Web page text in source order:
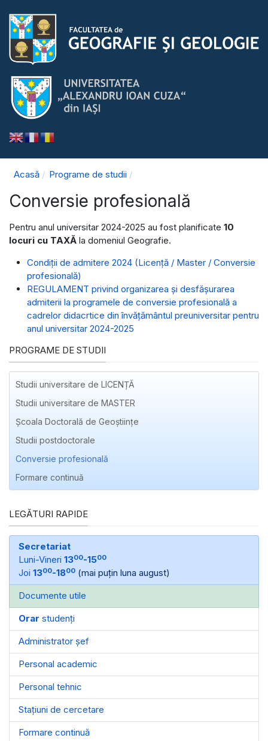
Acasă Programe de studii
Conversie profesională
Pentru anul universitar 2024-2025 au fost planificate 10
locuri cu TAXĂ la domeniul Geografie.
Condiţii de admitere 2024 (Licență / Master / Conversie
profesională)
REGULAMENT privind organizarea și desfășurarea
admiterii la programele de conversie profesională a
cadrelor didacrtice din învățământul preuniversitar pentru
anul universitar 2024-2025
PROGRAME DE STUDII
Studii universitare de LICENȚĂ
Studii universitare de MASTER
Școala Doctorală de Geoștiințe
Studii postdoctorale
Conversie profesională
Formare continuă
LEGĂTURI RAPIDE
Secretariat
Luni-Vineri 1300-1500
Joi 1300-1800 (mai puțin luna august)
Documente utile
Orar studenți
Administrator șef
Personal academic
Personal tehnic
Stațiuni de cercetare
Formare continuă